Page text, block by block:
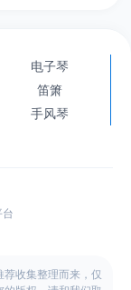
电子琴
笛箫
手风琴
收集整理而来，仅